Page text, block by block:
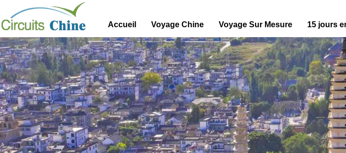
Accueil Voyage Chine Voyage Sur Mesure 15 jours